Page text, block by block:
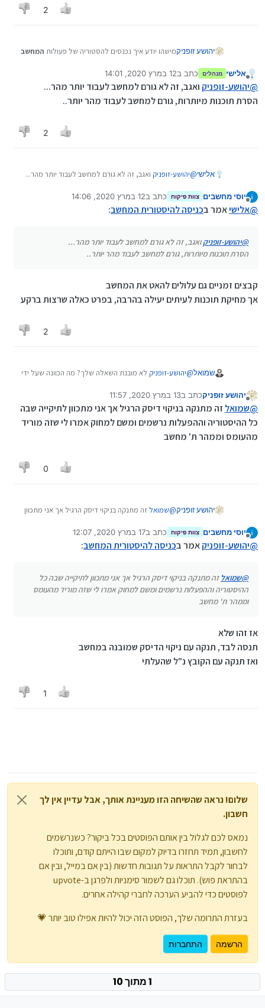
2
יהושע זופניקמישהו יודע איך נכנסים להסטוריה של פעולות המחשב
לעבוד מהר יותר?![בווינדוס7]
אלישי מנהלים כתב ב12 במרץ 2020, 14:01
נערך לאחרונה על ידי
@יהושע-זופניק ואגב, זה לא גורם למחשב לעבוד יותר מהר...
הסרת תוכנות מיותרות, גורם למחשב לעבוד מהר יותר..
2
אלישי@יהושע-זופניק ואגב, זה לא גורם למחשב לעבוד יותר מהר...
מנותק
יוסי מחשבים צוות פיקוח כתב ב12 במרץ 2020, 14:06
נערך לאחרונה על ידי
@אלישיאמר בכניסה להיסטורית המחשב:
@יהושע-זופניקואגב, זה לא גורם למחשב לעבוד יותר מהר...
הסרת תוכנות מיותרות, גורם למחשב לעבוד מהר יותר..
קבצים זמניים גם עלולים להאט את המחשב
אך מחיקת תוכנות לעיתים יעילה בהרבה, בפרט כאלה שרצות ברקע
2
שמואל@יהושע-זופניק לא מובנת השאלה שלך? מה הכוונה שעל ידי
אולי אתה מתכוון לקבצי הTEMP
יהושע זופניקכתב ב13 במרץ 2020, 11:57
נערך לאחרונה על ידי
@שמואל זה מתנקה בניקוי דיסק הרגיל אך אני מתכוון לתיקייה שבה
כל ההיסטוריה וההפעלות נרשמים ומשם למחוק אמרו לי שזה מוריד
מהעומס וממהר ת' מחשב
0
יהושע זופניק@שמואל זה מתנקה בניקוי דיסק הרגיל אך אני מתכוון
למחוק אמרו לי שזה מוריד מהעומס וממהר ת' מחשב
יוסי מחשבים צוות פיקוח כתב ב17 במרץ 2020, 12:07
נערך לאחרונה על ידי
@יהושע-זופניקאמר בכניסה להיסטורית המחשב:
@שמואל זה מתנקה בניקוי דיסק הרגיל אך אני מתכוון לתיקייה שבה כל
ההיסטוריה וההפעלות נרשמים ומשם למחוק אמרו לי שזה מוריד מהעומס
וממהר ת' מחשב
אז זהו שלא
תנסה לבד, תנקה עם ניקוי הדיסק שמובנה במחשב
ואז תנקה עם הקובץ נ"ל שהעלתי
1
שלום! נראה שהשיחה הזו מעניינת אותך, אבל עדיין אין לך
חשבון.
נמאס לכם לגלול בין אותם הפוסטים בכל ביקור? כשנרשמים
לחשבון, תמיד תחזרו בדיוק למקום שבו הייתם קודם, ותוכלו
לבחור לקבל התראות על תגובות חדשות (בין אם במייל, ובין אם
בהתראת פוש). תוכלו גם לשמור סימניות ולפרגן ב-upvote
לפוסטים כדי להביע הערכה לחברי קהילה אחרים.
בעזרת התרומה שלך, הפוסט הזה יכול להיות אפילו טוב יותר 💗
הרשמה התחברות
1 מתוך 10